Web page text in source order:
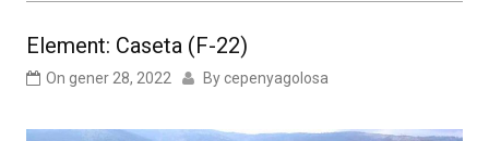
Element: Caseta (F-22)
On gener 28, 2022 By cepenyagolosa